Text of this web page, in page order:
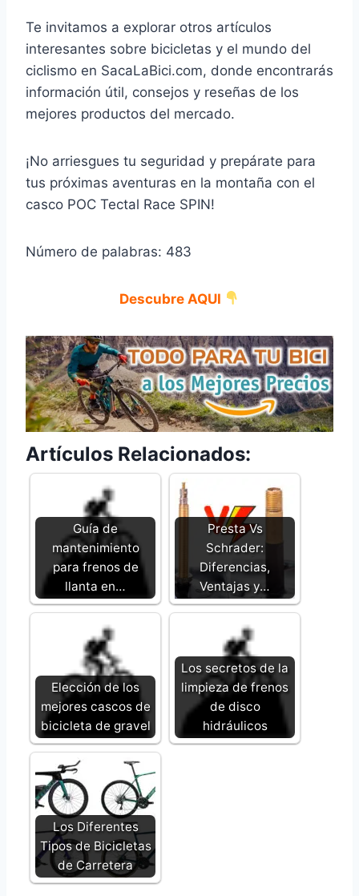
Te invitamos a explorar otros artículos
interesantes sobre bicicletas y el mundo del
ciclismo en SacaLaBici.com, donde encontrarás
información útil, consejos y reseñas de los
mejores productos del mercado.
¡No arriesgues tu seguridad y prepárate para
tus próximas aventuras en la montaña con el
casco POC Tectal Race SPIN!
Número de palabras: 483
Descubre AQUI
Artículos Relacionados:
Guía de
mantenimiento
para frenos de
llanta en…
Presta Vs
Schrader:
Diferencias,
Ventajas y…
Elección de los
mejores cascos de
bicicleta de gravel
Los secretos de la
limpieza de frenos
de disco
hidráulicos
Los Diferentes
Tipos de Bicicletas
de Carretera